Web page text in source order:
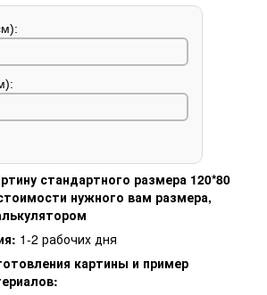
стандартного размера 120*80
нужного вам размера,
1-2 рабочих дня
картины и пример